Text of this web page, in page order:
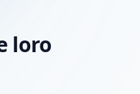
loro